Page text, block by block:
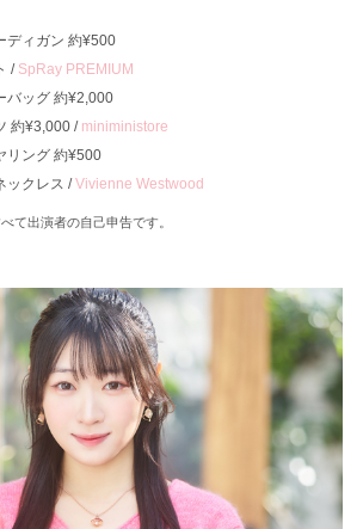
ディガン 約¥500
/ SpRay PREMIUM
バッグ 約¥2,000
約¥3,000 / miniministore
リング 約¥500
ックレス /Vivienne Westwood
て出演者の自己申告です。